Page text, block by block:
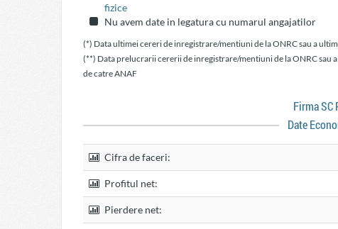
fizice
Nu avem date in legatura cu numarul angajatilor
(*) Data ultimei cereri de inregistrare/mentiuni de la ONRC sau a
(**) Data prelucrarii cererii de inregistrare/mentiuni de la ONRC
de catre ANAF
Firma
Date
Cifra de faceri:
Profitul net:
Pierdere net: